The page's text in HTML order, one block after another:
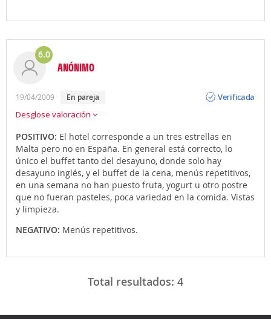
6.0
ANÓNIMO
19/04/2009 en pareja
Verificada
Desglose valoración
POSITIVO: El hotel corresponde a un tres estrellas en
Malta pero no en España. En general está correcto, lo
único el buffet tanto del desayuno, donde solo hay
desayuno inglés, y el buffet de la cena, menús repetitivos,
en una semana no han puesto fruta, yogurt u otro postre
que no fueran pasteles, poca variedad en la comida. Vistas
y limpieza.
NEGATIVO: Menús repetitivos.
Total resultados: 4